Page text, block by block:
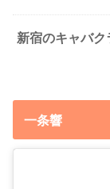
新宿のキャバク
一条響